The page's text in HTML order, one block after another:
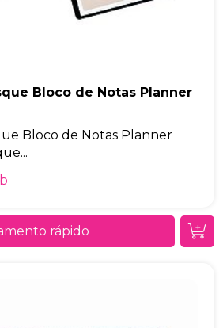
Bloco de Notas Planner
Bloco de Notas Planner
rápido